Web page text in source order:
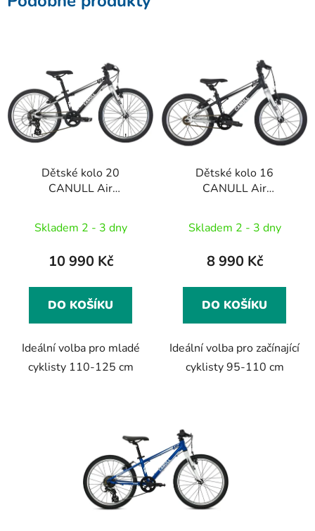
Dětské kolo 20
CANULL Air
Skladem 2 - 3 dny
10 990 Kč
DO KOŠÍKU
Ideální volba pro mladé
cyklisty 110-125 cm
Dětské kolo 16
CANULL Air
Skladem 2 - 3 dny
8 990 Kč
DO KOŠÍKU
Ideální volba pro začínající
cyklisty 95-110 cm